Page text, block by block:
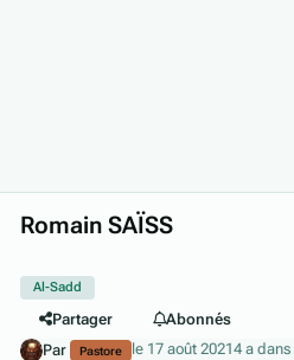
Romain SAÏSS
Al-Sadd
Partager
Abonnés
Par
Pastore le 17 août 20214 a dans